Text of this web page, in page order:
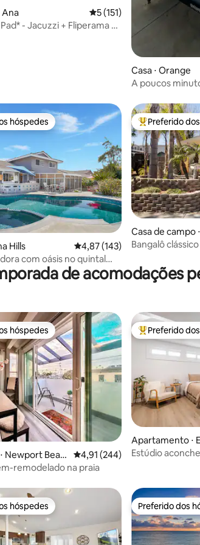
Ana 5 de uma avaliação média
5 (151)
- Jacuzzi + Fliperama +
Casa ⋅ Orange
A poucos
de 5, 187 avaliações
hóspedes
hóspedes
Hills 4,87 de uma avaliação média
4,87 (143)
com oásis no quintal
Entre os
Preferido
Casa de campo
n Beach
Bangalô
de acomodações
de 5, 387 avaliações
hóspedes
hóspedes
Newport Beac
4,91 de uma avaliação média
4,91 (244)
remodelado na praia
Entre os
Preferido
Apartamento ⋅
ta Mesa
Estúdio
hóspedes
hóspedes Preferido dos
Preferido dos